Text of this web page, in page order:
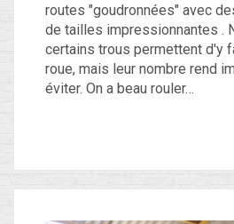
routes "goudronnées" avec
de tailles impressionnantes .
certains trous permettent d'y
roue, mais leur nombre rend
éviter. On a beau rouler…